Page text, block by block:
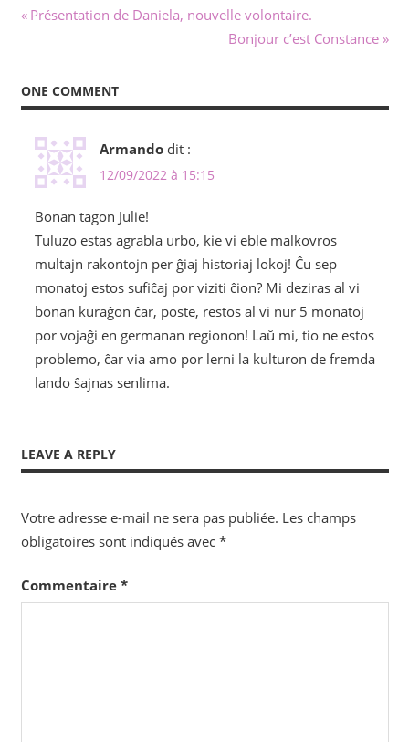
Navigation
de
l’article
Previous
Présentation de Daniela, nouvelle volontaire.
Next
Post:
Bonjour c’est Constance
ONE COMMENT
Armando dit :
12/09/2022 à 15:15
Bonan tagon Julie!
Tuluzo estas agrabla urbo, kie vi eble malkovros
multajn rakontojn per ĝiaj historiaj lokoj! Ĉu sep
monatoj estos sufiĉaj por viziti ĉion? Mi deziras al vi
bonan kuraĝon ĉar, poste, restos al vi nur 5 monatoj
por vojaĝi en germanan regionon! Laŭ mi, tio ne estos
problemo, ĉar via amo por lerni la kulturon de fremda
lando ŝajnas senlima.
LEAVE A REPLY
Votre adresse e-mail ne sera pas publiée. Les champs
obligatoires sont indiqués avec *
Commentaire *